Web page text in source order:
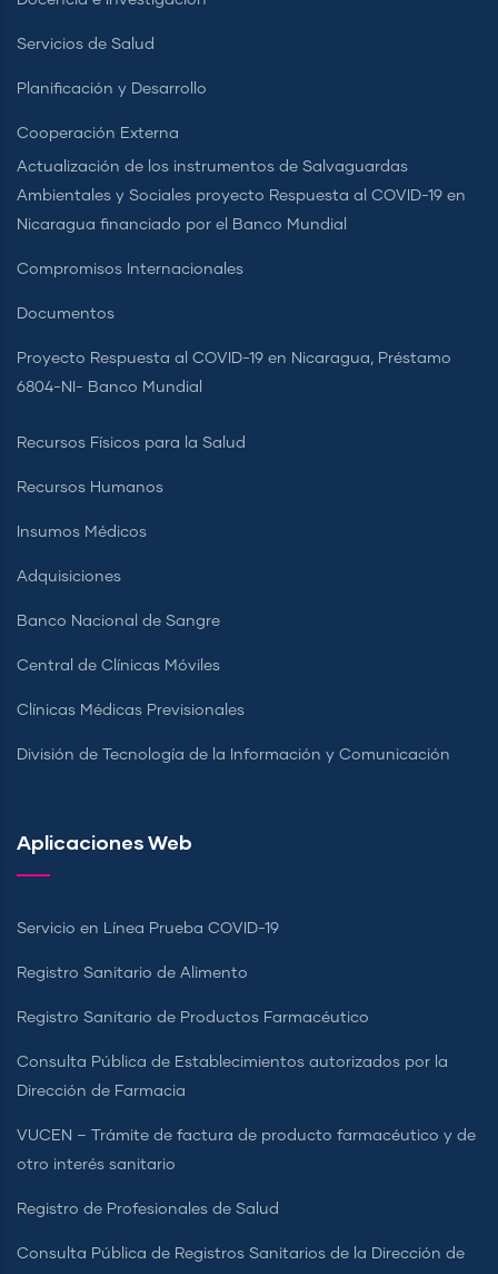
Servicios de Salud
Planificación y Desarrollo
Cooperación Externa
Actualización de los instrumentos de Salvaguardas
Ambientales y Sociales proyecto Respuesta al COVID-19 en
Nicaragua financiado por el Banco Mundial
Compromisos Internacionales
Documentos
Proyecto Respuesta al COVID-19 en Nicaragua, Préstamo
6804-NI- Banco Mundial
Recursos Físicos para la Salud
Recursos Humanos
Insumos Médicos
Adquisiciones
Banco Nacional de Sangre
Central de Clínicas Móviles
Clínicas Médicas Previsionales
División de Tecnología de la Información y Comunicación
Aplicaciones Web
Servicio en Línea Prueba COVID-19
Registro Sanitario de Alimento
Registro Sanitario de Productos Farmacéutico
Consulta Pública de Establecimientos autorizados por la
Dirección de Farmacia
VUCEN – Trámite de factura de producto farmacéutico y de
otro interés sanitario
Registro de Profesionales de Salud
Consulta Pública de Registros Sanitarios de la Dirección de